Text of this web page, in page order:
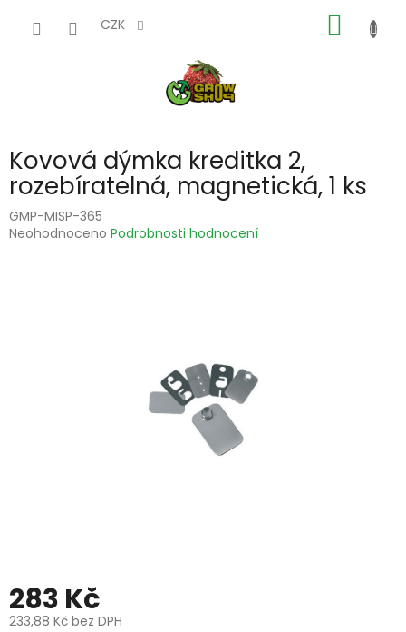
CZK
KOŠÍK
Kovová dýmka kreditka 2,
rozebíratelná, magnetická, 1 ks
GMP-MISP-365
Průměrné
Neohodnoceno Podrobnosti hodnocení
283 Kč
233,88 Kč bez DPH